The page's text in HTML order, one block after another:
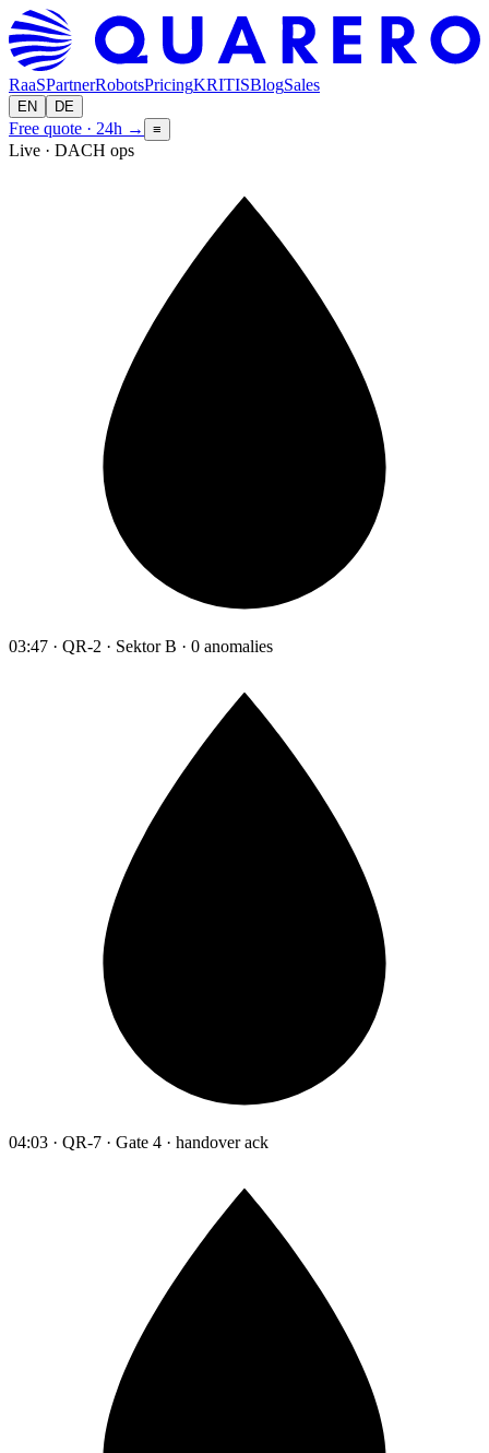
RaaSPartnerRobotsPricingKRITISBlogSales
EN DE
Free quote · 24h → ≡
Live · DACH ops
03:47 · QR-2 · Sektor B · 0 anomalies
04:03 · QR-7 · Gate 4 · handover ack